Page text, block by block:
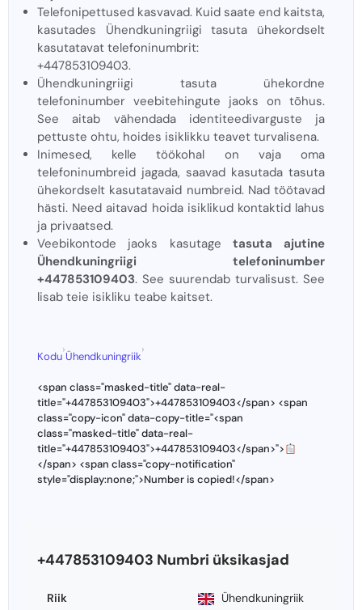
Telefonipettused kasvavad. Kuid saate end kaitsta,
kasutades Ühendkuningriigi tasuta ühekordselt
kasutatavat telefoninumbrit:
+447853109403.
Ühendkuningriigi tasuta ühekordne
telefoninumber veebitehingute jaoks on tõhus.
See aitab vähendada identiteedivarguste ja
pettuste ohtu, hoides isiklikku teavet turvalisena.
Inimesed, kelle töökohal on vaja oma
telefoninumbreid jagada, saavad kasutada tasuta
ühekordselt kasutatavaid numbreid. Nad töötavad
hästi. Need aitavad hoida isiklikud kontaktid lahus
ja privaatsed.
Veebikontode jaoks kasutage tasuta ajutine
Ühendkuningriigi telefoninumber
+447853109403. See suurendab turvalisust. See
lisab teie isikliku teabe kaitset.
Kodu
›
Ühendkuningriik
›
<span class="masked-title" data-real-
title="+447853109403">+447853109403</span> <span
class="copy-icon" data-copy-title="<span
class="masked-title" data-real-
title="+447853109403">+447853109403</span>">
</span> <span class="copy-notification"
style="display:none;">Number is copied!</span>
+447853109403 Numbri üksikasjad
Riik Ühendkuningriik